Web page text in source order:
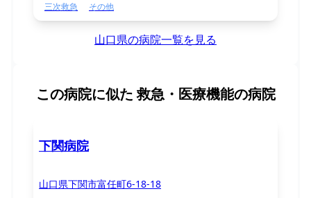
三次救急
その他
山口県の病院一覧を見る
この病院に似た 救急・医療機能の病院
下関病院
山口県下関市富任町6-18-18